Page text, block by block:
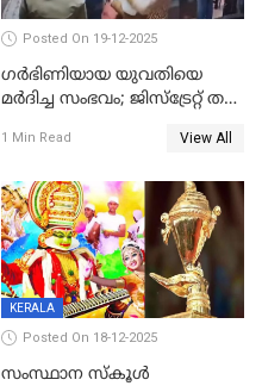
Posted On 19-12-2025
ഗര്‍ഭിണിയായ യുവതിയെ
മര്‍ദിച്ച സംഭവം; ജിസ്‌ട്രേറ്റ് തല
യുവതി
1 Min Read View All
KERALA
Posted On 18-12-2025
സംസ്ഥാന സ്കൂൾ